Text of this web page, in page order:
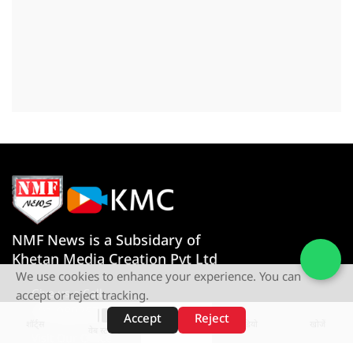
वेब स्टोरीज़
NMF News is a Subsidary of
Khetan Media Creation Pvt Ltd
Give us a Call
+91-080767 27261
We use cookies to enhance your experience. You can
accept or reject tracking.
Accept
Reject